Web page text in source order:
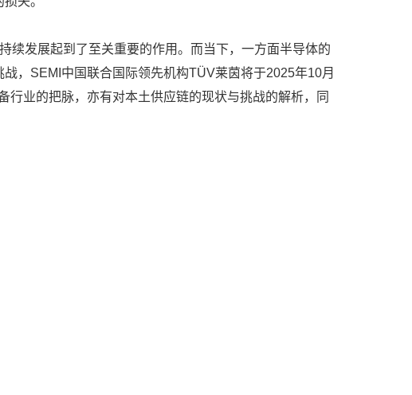
发展起到了至关重要的作用。而当下，一方面半导体的
，SEMI中国联合国际领先机构TÜV莱茵将于2025年10月
行业的把脉，亦有对本土供应链的现状与挑战的解析，同